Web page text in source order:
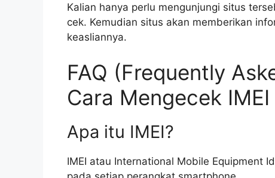
Kalian hanya perlu mengunjungi situs
cek. Kemudian situs akan memberikan
keasliannya.
FAQ (Frequently
Cara Mengecek IMEI
Apa itu IMEI?
IMEI atau International Mobile Equipment